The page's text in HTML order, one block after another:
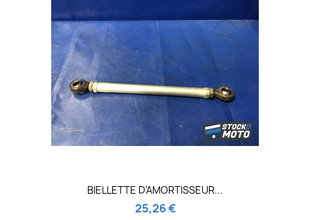
BIELLETTE D'AMORTISSEUR...
25,26 €